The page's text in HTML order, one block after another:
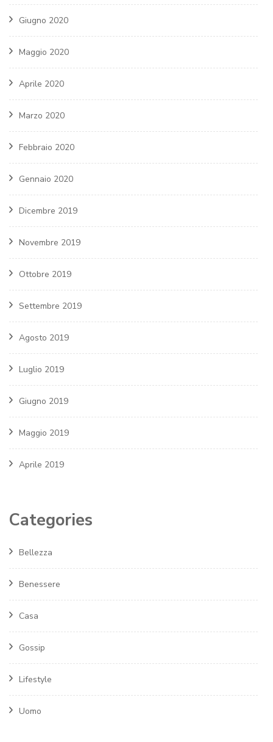
Giugno 2020
Maggio 2020
Aprile 2020
Marzo 2020
Febbraio 2020
Gennaio 2020
Dicembre 2019
Novembre 2019
Ottobre 2019
Settembre 2019
Agosto 2019
Luglio 2019
Giugno 2019
Maggio 2019
Aprile 2019
Categories
Bellezza
Benessere
Casa
Gossip
Lifestyle
Uomo